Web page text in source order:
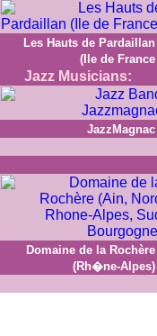
Les Hauts de Pardaillan
(Ile de France
Jazz Musicians:
JazzMagnac
Domaine de la Rochère
(Rh�ne-Alpes)